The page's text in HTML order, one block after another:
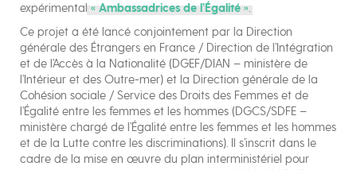
expérimental « Ambassadrices de l’Égalité ».
Ce projet a été lancé conjointement par la Direction
générale des Étrangers en France / Direction de l’Intégration
et de l’Accès à la Nationalité (DGEF/DIAN – ministère de
l’Intérieur et des Outre-mer) et la Direction générale de la
Cohésion sociale / Service des Droits des Femmes et de
l’Égalité entre les femmes et les hommes (DGCS/SDFE –
ministère chargé de l’Égalité entre les femmes et les hommes
et de la Lutte contre les discriminations). Il s’inscrit dans le
cadre de la mise en œuvre du plan interministériel pour